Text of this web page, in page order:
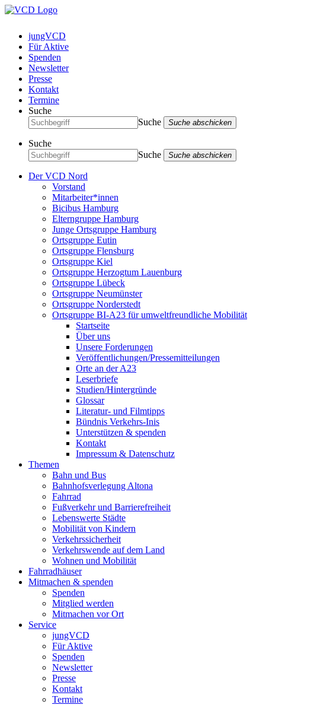
jungVCD
Für Aktive
Spenden
Newsletter
Presse
Kontakt
Termine
Suche
Suche
Suche abschicken
Suche
Suche
Suche abschicken
Der VCD Nord
Vorstand
Mitarbeiter*innen
Bicibus Hamburg
Elterngruppe Hamburg
Junge Ortsgruppe Hamburg
Ortsgruppe Eutin
Ortsgruppe Flensburg
Ortsgruppe Kiel
Ortsgruppe Herzogtum Lauenburg
Ortsgruppe Lübeck
Ortsgruppe Neumünster
Ortsgruppe Norderstedt
Ortsgruppe BI-A23 für umweltfreundliche Mobilität
Startseite
Über uns
Unsere Forderungen
Veröffentlichungen/Pressemitteilungen
Orte an der A23
Leserbriefe
Studien/Hintergründe
Glossar
Literatur- und Filmtipps
Bündnis Verkehrs-Inis
Unterstützen & spenden
Kontakt
Impressum & Datenschutz
Themen
Bahn und Bus
Bahnhofsverlegung Altona
Fahrrad
Fußverkehr und Barrierefreiheit
Lebenswerte Städte
Mobilität von Kindern
Verkehrssicherheit
Verkehrswende auf dem Land
Wohnen und Mobilität
Fahrradhäuser
Mitmachen & spenden
Spenden
Mitglied werden
Mitmachen vor Ort
Service
jungVCD
Für Aktive
Spenden
Newsletter
Presse
Kontakt
Termine